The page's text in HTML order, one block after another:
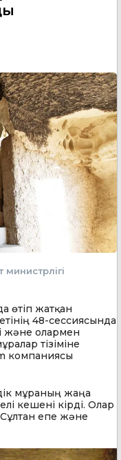
өтіп жатқан
48-сессиясында
және олармен
тізіміне
компаниясы
мұраның жаңа
кешені кірді. Олар
Сұлтан епе және